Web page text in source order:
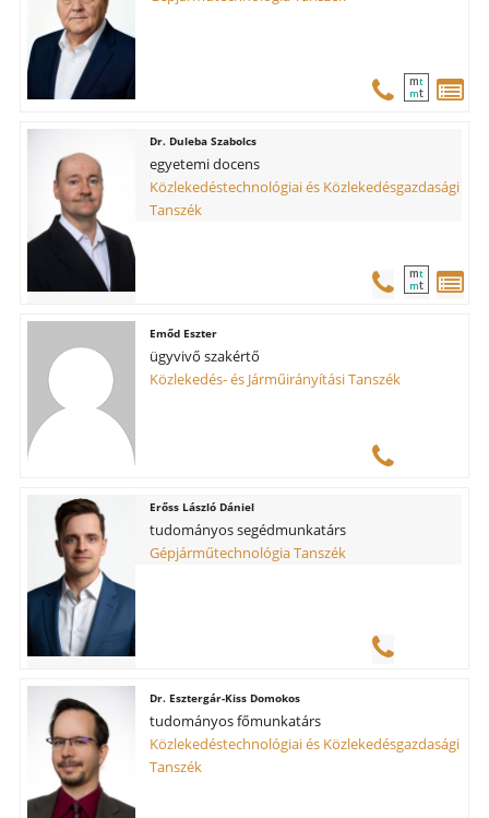
mt
mt
Duleba Szabolcs
egyetemi docens
Közlekedéstechnológiai és Közlekedésgazdasági
Tanszék
mt
mt
Emőd Eszter
ügyvivő szakértő
Közlekedés- és Járműirányítási Tanszék
Erőss László Dániel
tudományos segédmunkatárs
Gépjárműtechnológia Tanszék
Esztergár-Kiss Domokos
tudományos főmunkatárs
Közlekedéstechnológiai és Közlekedésgazdasági
Tanszék